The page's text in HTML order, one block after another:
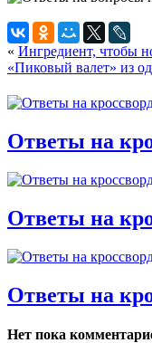
« Ингредиент, чтобы
«Пиковый валет» из
Ответы на
Ответы на
Ответы на
Нет пока